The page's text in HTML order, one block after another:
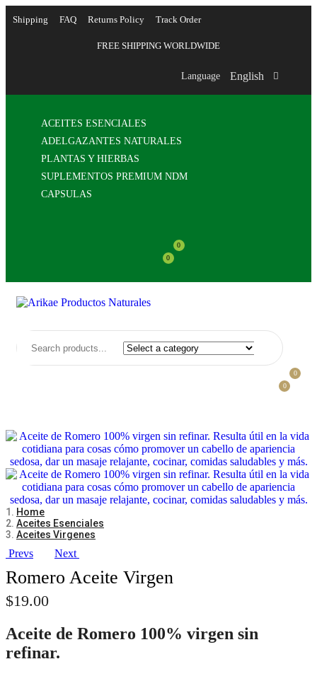
Shipping FAQ Returns Policy Track Order
FREE SHIPPING WORLDWIDE
Language English
ACEITES ESENCIALES
ADELGAZANTES NATURALES
PLANTAS Y HIERBAS
SUPLEMENTOS PREMIUM NDM
CAPSULAS
0
0
0
0
Home
Aceites Esenciales
Aceites Virgenes
Prevs Next
Romero Aceite Virgen
$19.00
Aceite de Romero 100% virgen sin
refinar.